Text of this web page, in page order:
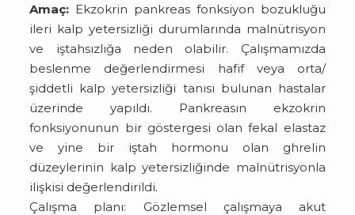
Amaç: Ekzokrin pankreas fonksiyon bozukluğu
ileri kalp yetersizliği durumlarında malnütrisyon
ve iştahsızlığa neden olabilir. Çalışmamızda
beslenme değerlendirmesi hafif veya orta/
şiddetli kalp yetersizliği tanısı bulunan hastalar
üzerinde yapıldı. Pankreasın ekzokrin
fonksiyonunun bir göstergesi olan fekal elastaz
ve yine bir iştah hormonu olan ghrelin
düzeylerinin kalp yetersizliğinde malnütrisyonla
ilişkisi değerlendirildi.
Çalışma planı: Gözlemsel çalışmaya akut